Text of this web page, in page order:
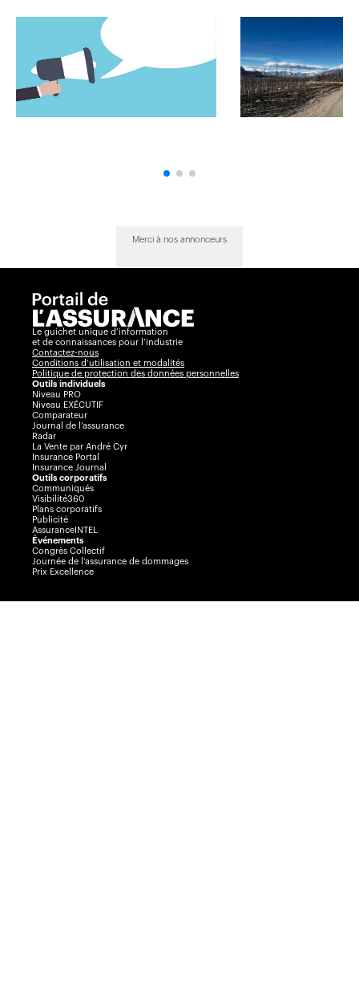
Merci à nos annonceurs
Le guichet unique d’information
et de connaissances pour l’industrie
Contactez-nous
Conditions d’utilisation et modalités
Politique de protection des données personnelles
Outils individuels
Niveau PRO
Niveau EXÉCUTIF
Comparateur
Journal de l’assurance
Radar
La Vente par André Cyr
Insurance Portal
Insurance Journal
Outils corporatifs
Communiqués
Visibilité360
Plans corporatifs
Publicité
AssuranceINTEL
Événements
Congrès Collectif
Journée de l’assurance de dommages
Prix Excellence